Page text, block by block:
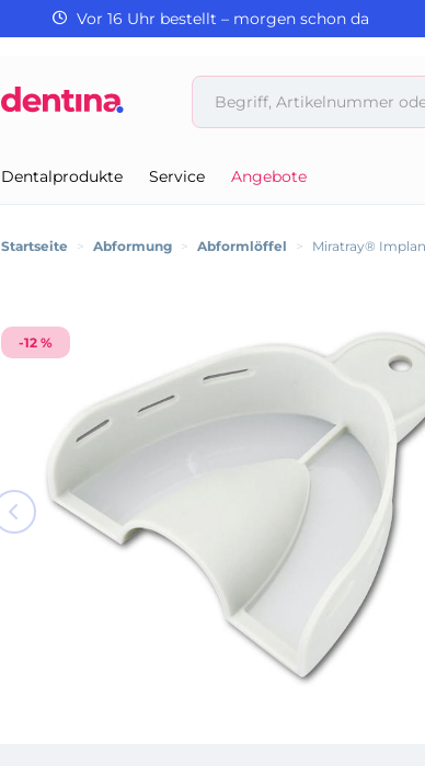
Vor 16 Uhr bestellt – morgen schon da
Dentalprodukte Service Angebote
Startseite > Abformung > Abformlöffel > Miratray®
-12 %